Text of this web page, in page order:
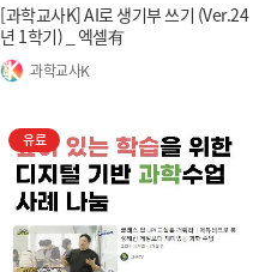
[과학교사K] AI로 생기부 쓰기 (Ver.24
년 1학기) _ 엑셀有
과학교사K
유료